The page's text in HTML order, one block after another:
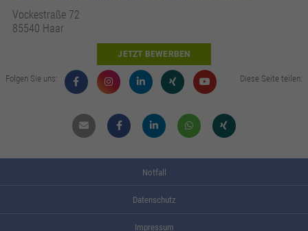
Vockestraße 72
85540 Haar
JETZT BEWERBEN
Folgen Sie uns: Diese Seite teilen:
Mail FacebookLinkdin WhatsappXing
Notfall
Datenschutz
Impressum